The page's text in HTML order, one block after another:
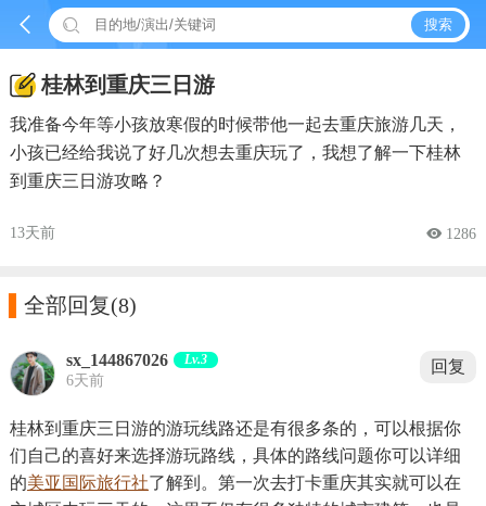
  搜索
桂林到重庆三日游
我准备今年等小孩放寒假的时候带他一起去重庆旅游几天，
小孩已经给我说了好几次想去重庆玩了，我想了解一下桂林
到重庆三日游攻略？
13天前  1286
全部回复(8)
sx_144867026 Lv.3
6天前
回复
桂林到重庆三日游的游玩线路还是有很多条的，可以根据你
们自己的喜好来选择游玩路线，具体的路线问题你可以详细
的美亚国际旅行社了解到。第一次去打卡重庆其实就可以在